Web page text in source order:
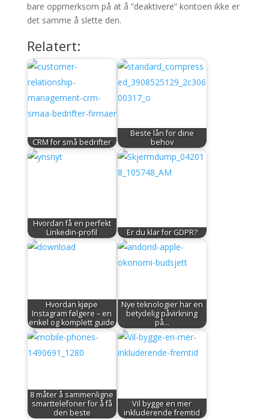
bare oppmerksom på at å ”deaktivere” kontoen ikke er
det samme å slette den.
Relatert:
CRM for små bedrifter
Beste lån for dine
behov
Hvordan få en perfekt
Linkedin-profil
​Er du klar for GDPR?
Hvordan kjøpe
Instagram følgere – en
enkel og komplett guide
Nye teknologier har en
betydelig påvirkning
på…
8 måter å sammenligne
smarttelefoner for å få
den beste
Vil bygge en mer
inkluderende fremtid